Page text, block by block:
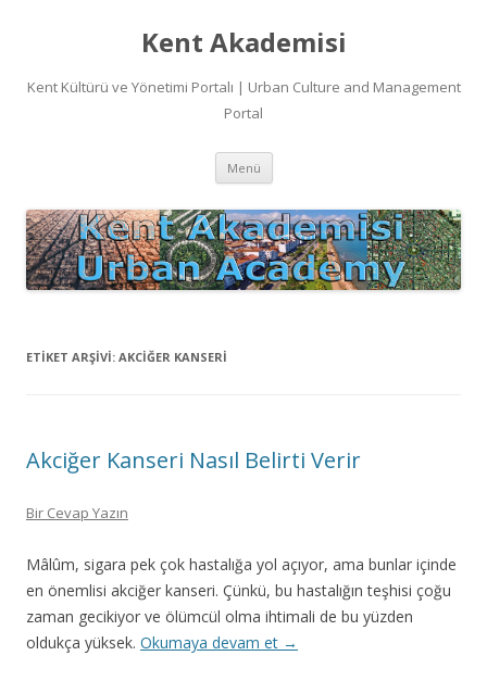
Kent Akademisi
Kent Kültürü ve Yönetimi Portalı | Urban Culture and Management
Portal
Menü İçeriğe
ETIKET ARŞIVI: AKCIĞER KANSERI
Akciğer Kanseri Nasıl Belirti Verir
Bir Cevap Yazın
Mâlûm, sigara pek çok hastalığa yol açıyor, ama bunlar içinde
en önemlisi akciğer kanseri. Çünkü, bu hastalığın teşhisi çoğu
zaman gecikiyor ve ölümcül olma ihtimali de bu yüzden
oldukça yüksek. Okumaya devam et →